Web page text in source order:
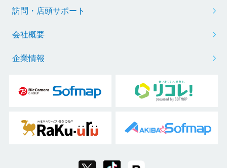
訪問・店頭サポート
会社概要
企業情報